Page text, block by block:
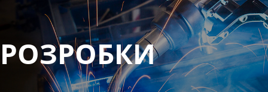
РОЗРОБКИ